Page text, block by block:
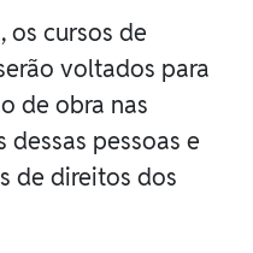
os cursos de
voltados para
de obra nas
pessoas e
de direitos dos